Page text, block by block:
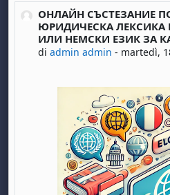
ОНЛАЙН СЪСТЕЗАНИЕ
ЮРИДИЧЕСКА ЛЕКСИКА
ИЛИ НЕМСКИ ЕЗИК ЗА
di admin admin - martedì,
Numero di risposte: 0